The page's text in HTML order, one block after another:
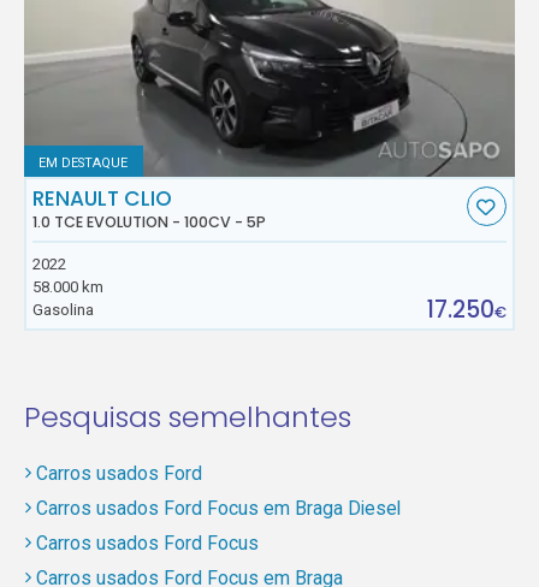
EM DESTAQUE
RENAULT CLIO
1.0 TCE EVOLUTION - 100CV - 5P
2022
58.000 km
Gasolina
17.250€
Pesquisas semelhantes
Carros usados Ford
Carros usados Ford Focus em Braga Diesel
Carros usados Ford Focus
Carros usados Ford Focus em Braga